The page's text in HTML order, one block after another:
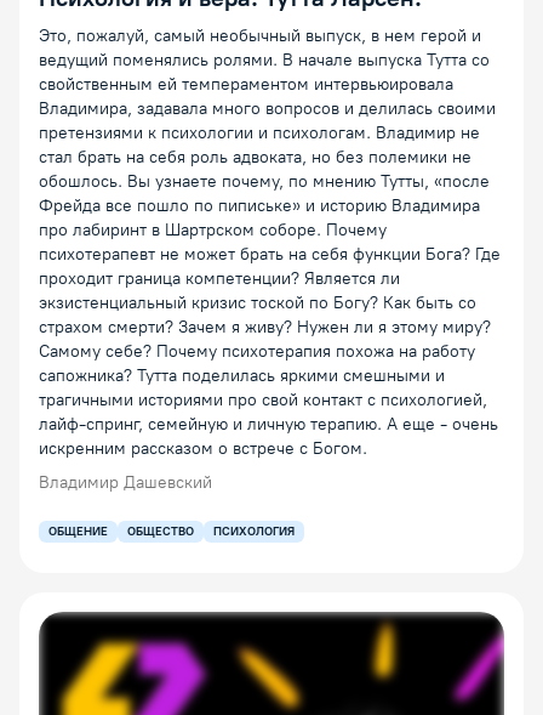
Это, пожалуй, самый необычный выпуск, в нем герой и
ведущий поменялись ролями. В начале выпуска Тутта со
свойственным ей темпераментом интервьюировала
Владимира, задавала много вопросов и делилась своими
претензиями к психологии и психологам. Владимир не
стал брать на себя роль адвоката, но без полемики не
обошлось. Вы узнаете почему, по мнению Тутты, «после
Фрейда все пошло по пипиське» и историю Владимира
про лабиринт в Шартрском соборе. Почему
психотерапевт не может брать на себя функции Бога? Где
проходит граница компетенции? Является ли
экзистенциальный кризис тоской по Богу? Как быть со
страхом смерти? Зачем я живу? Нужен ли я этому миру?
Самому себе? Почему психотерапия похожа на работу
сапожника? Тутта поделилась яркими смешными и
трагичными историями про свой контакт с психологией,
лайф-спринг, семейную и личную терапию. А еще - очень
искренним рассказом о встрече с Богом.
Владимир Дашевский
ОБЩЕНИЕ ОБЩЕСТВО ПСИХОЛОГИЯ